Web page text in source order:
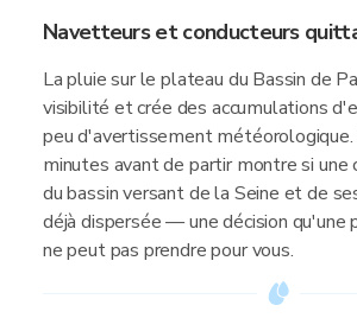
Navetteurs et conducteurs
La pluie sur le plateau du Bassin de
visibilité et crée des accumulations
peu d'avertissement
minutes avant de partir montre si une
du bassin versant de la Seine et de
déjà dispersée — une décision qu'une
ne peut pas prendre pour vous.